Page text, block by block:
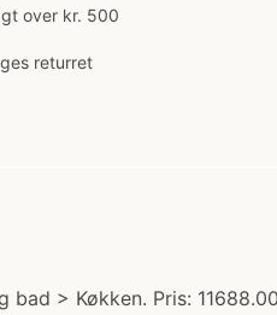
over kr. 500
returret
> Køkken. Pris: